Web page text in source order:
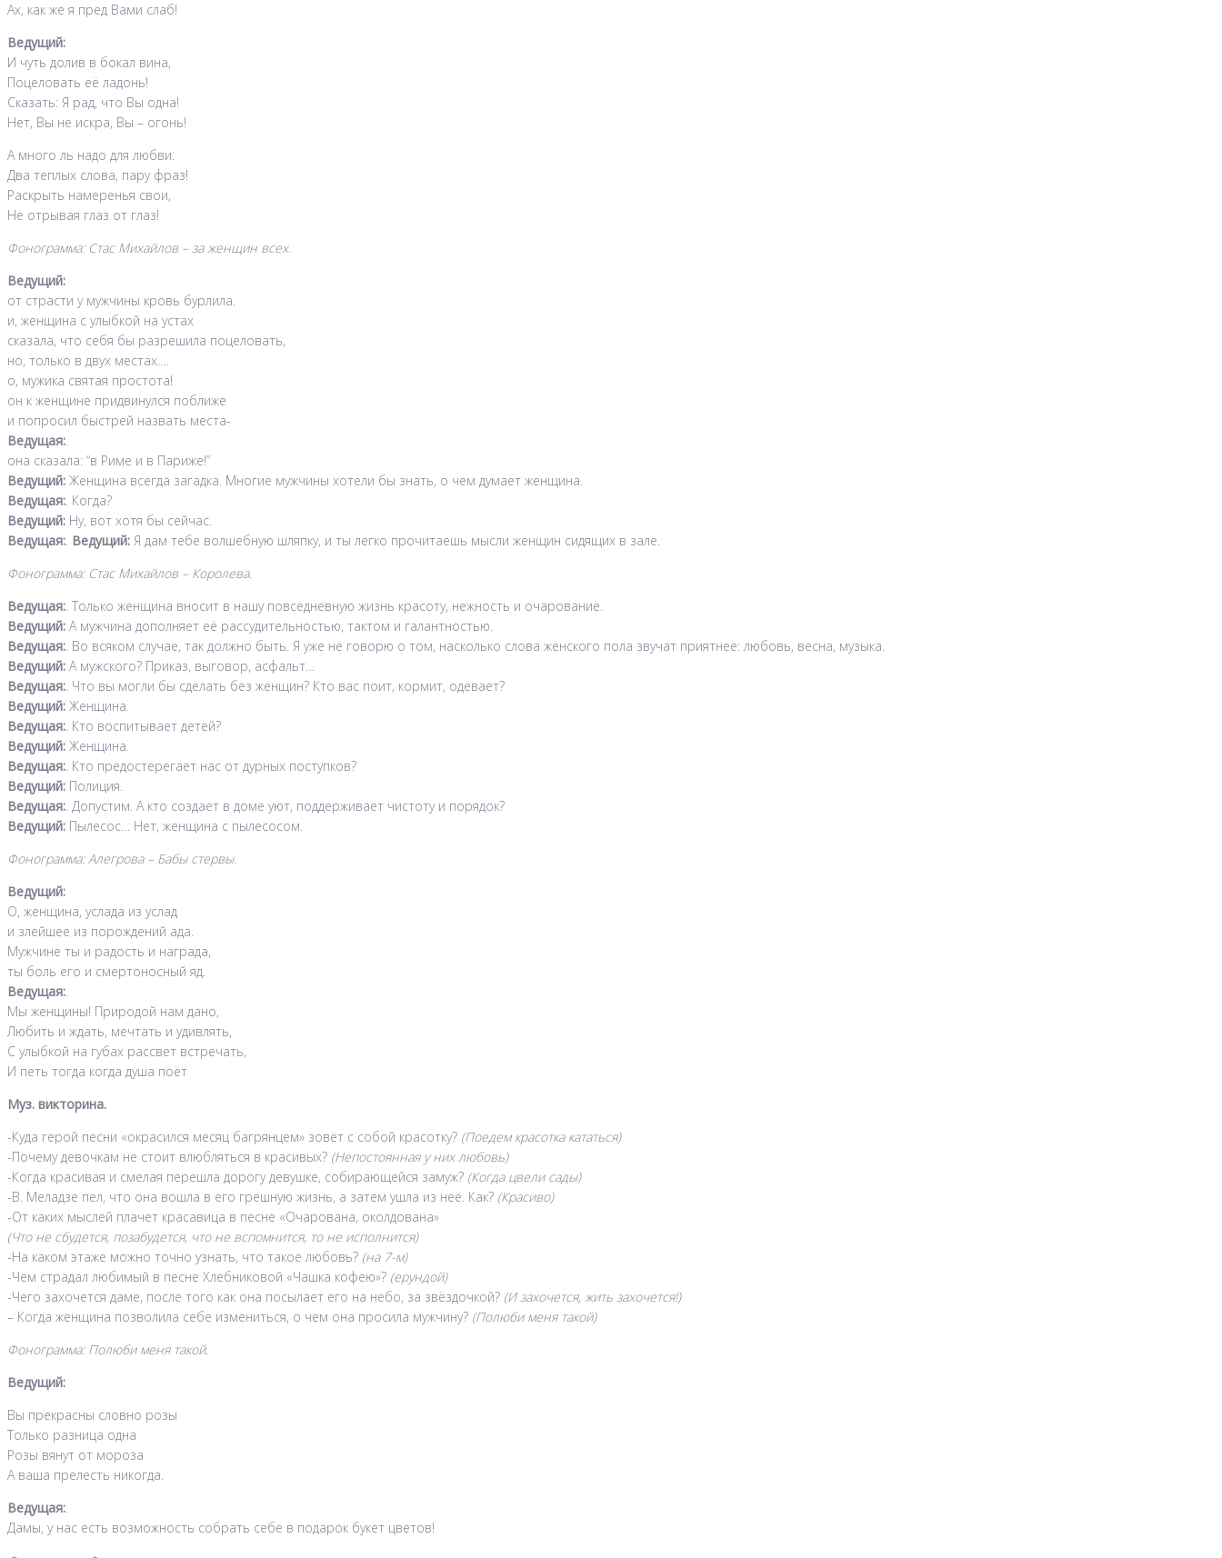
Ах, как же я пред Вами слаб!
Ведущий:
И чуть долив в бокал вина,
Поцеловать её ладонь!
Сказать: Я рад, что Вы одна!
Нет, Вы не искра, Вы – огонь!
А много ль надо для любви:
Два теплых слова, пару фраз!
Раскрыть намеренья свои,
Не отрывая глаз от глаз!
Фонограмма: Стас Михайлов – за женщин всех.
Ведущий:
от страсти у мужчины кровь бурлила.
и, женщина с улыбкой на устах
сказала, что себя бы разрешила поцеловать,
но, только в двух местах….
о, мужика святая простота!
он к женщине придвинулся поближе
и попросил быстрей назвать места-
Ведущая:.
она сказала: “в Риме и в Париже!”
Ведущий: Женщина всегда загадка. Многие мужчины хотели бы знать, о чем думает женщина.
Ведущая:. Когда?
Ведущий: Ну, вот хотя бы сейчас.
Ведущая:. Ведущий: Я дам тебе волшебную шляпку, и ты легко прочитаешь мысли женщин сидящих в зале.
Фонограмма: Стас Михайлов – Королева.
Ведущая:. Только женщина вносит в нашу повседневную жизнь красоту, нежность и очарование.
Ведущий: А мужчина дополняет её рассудительностью, тактом и галантностью.
Ведущая:. Во всяком случае, так должно быть. Я уже не говорю о том, насколько слова женского пола звучат приятнее: любовь, весна, музыка.
Ведущий: А мужского? Приказ, выговор, асфальт…
Ведущая:. Что вы могли бы сделать без женщин? Кто вас поит, кормит, одевает?
Ведущий: Женщина.
Ведущая:. Кто воспитывает детей?
Ведущий: Женщина.
Ведущая:. Кто предостерегает нас от дурных поступков?
Ведущий: Полиция.
Ведущая:. Допустим. А кто создает в доме уют, поддерживает чистоту и порядок?
Ведущий: Пылесос… Нет, женщина с пылесосом.
Фонограмма: Алегрова – Бабы стервы.
Ведущий:
О, женщина, услада из услад
и злейшее из порождений ада.
Мужчине ты и радость и награда,
ты боль его и смертоносный яд.
Ведущая:.
Мы женщины! Природой нам дано,
Любить и ждать, мечтать и удивлять,
С улыбкой на губах рассвет встречать,
И петь тогда когда душа поёт
Муз. викторина.
-Куда герой песни «окрасился месяц багрянцем» зовёт с собой красотку? (Поедем красотка кататься)
-Почему девочкам не стоит влюбляться в красивых? (Непостоянная у них любовь)
-Когда красивая и смелая перешла дорогу девушке, собирающейся замуж? (Когда цвели сады)
-В. Меладзе пел, что она вошла в его грешную жизнь, а затем ушла из неё. Как? (Красиво)
-От каких мыслей плачет красавица в песне «Очарована, околдована»
(Что не сбудется, позабудется, что не вспомнится, то не исполнится)
-На каком этаже можно точно узнать, что такое любовь? (на 7-м)
-Чем страдал любимый в песне Хлебниковой «Чашка кофею»? (ерундой)
-Чего захочется даме, после того как она посылает его на небо, за звёздочкой? (И захочется, жить захочется!)
– Когда женщина позволила себе измениться, о чем она просила мужчину? (Полюби меня такой)
Фонограмма: Полюби меня такой.
Ведущий:
Вы прекрасны словно розы
Только разница одна
Розы вянут от мороза
А ваша прелесть никогда.
Ведущая:.
Дамы, у нас есть возможность собрать себе в подарок букет цветов!